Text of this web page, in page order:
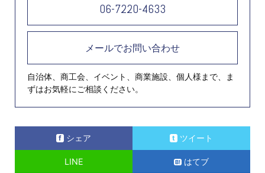
06-7220-4633
メールでお問い合わせ
自治体、商工会、イベント、商業施設、個人様まで、ま
ずはお気軽にご相談ください。
シェア ツイート
LINE はてブ